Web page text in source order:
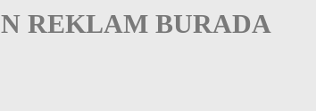
REKLAM BURADA